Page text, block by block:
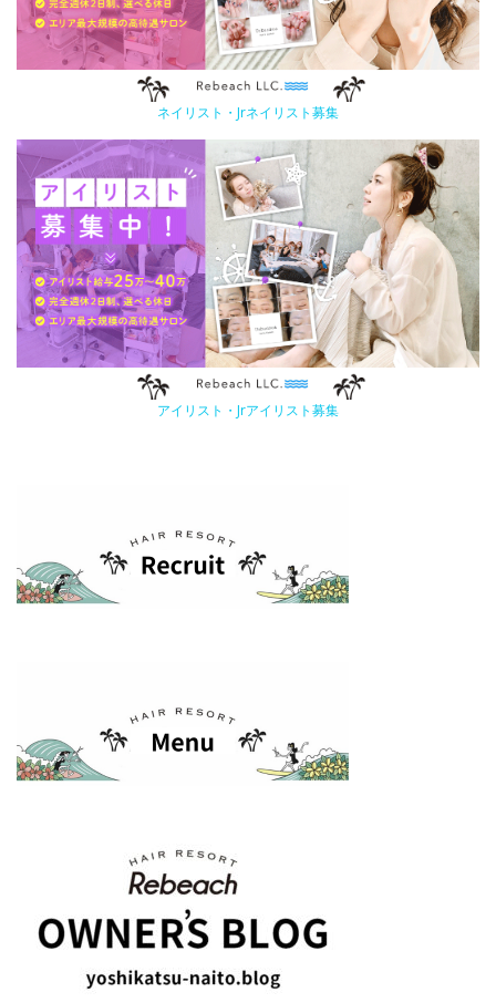
ネイリスト・Jrネイリスト募集
アイリスト・Jrアイリスト募集